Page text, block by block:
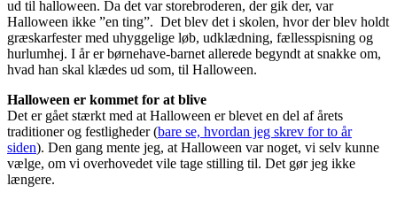
ud til halloween. Da det var storebroderen, der gik der, var
Halloween ikke ”en ting”. Det blev det i skolen, hvor der blev holdt
græskarfester med uhyggelige løb, udklædning, fællesspisning og
hurlumhej. I år er børnehave-barnet allerede begyndt at snakke om,
hvad han skal klædes ud som, til Halloween.
Halloween er kommet for at blive
Det er gået stærkt med at Halloween er blevet en del af årets
traditioner og festligheder (bare se, hvordan jeg skrev for to år
siden). Den gang mente jeg, at Halloween var noget, vi selv kunne
vælge, om vi overhovedet vile tage stilling til. Det gør jeg ikke
længere.